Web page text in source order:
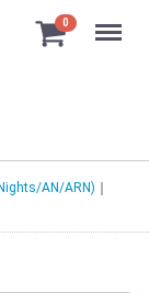
0 Menu
AN/ARN)